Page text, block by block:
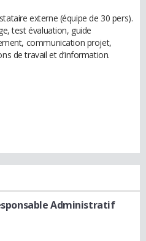
externe (équipe de 30 pers).
test évaluation, guide
communication projet,
de travail et d’information.
Administratif